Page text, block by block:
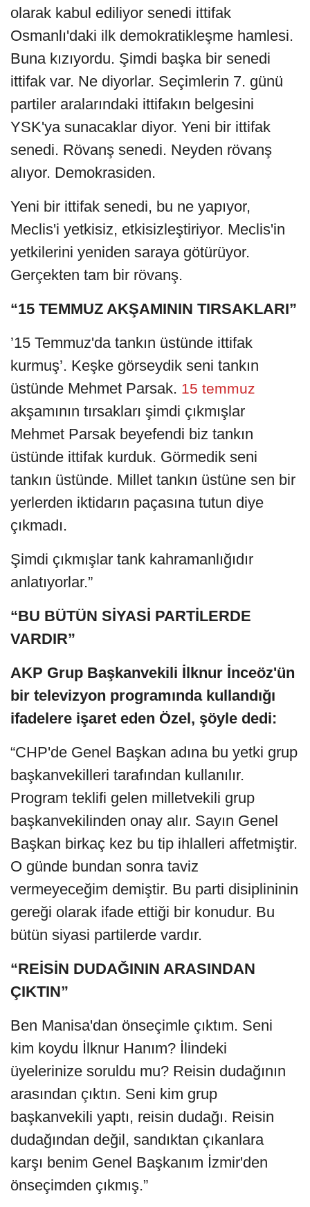
olarak kabul ediliyor senedi ittifak
Osmanlı'daki ilk demokratikleşme hamlesi.
Buna kızıyordu. Şimdi başka bir senedi
ittifak var. Ne diyorlar. Seçimlerin 7. günü
partiler aralarındaki ittifakın belgesini
YSK'ya sunacaklar diyor. Yeni bir ittifak
senedi. Rövanş senedi. Neyden rövanş
alıyor. Demokrasiden.
Yeni bir ittifak senedi, bu ne yapıyor,
Meclis'i yetkisiz, etkisizleştiriyor. Meclis'in
yetkilerini yeniden saraya götürüyor.
Gerçekten tam bir rövanş.
“15 TEMMUZ AKŞAMININ TIRSAKLARI”
’15 Temmuz'da tankın üstünde ittifak
kurmuş’. Keşke görseydik seni tankın
üstünde Mehmet Parsak. 15 temmuz
akşamının tırsakları şimdi çıkmışlar
Mehmet Parsak beyefendi biz tankın
üstünde ittifak kurduk. Görmedik seni
tankın üstünde. Millet tankın üstüne sen bir
yerlerden iktidarın paçasına tutun diye
çıkmadı.
Şimdi çıkmışlar tank kahramanlığıdır
anlatıyorlar.”
“BU BÜTÜN SİYASİ PARTİLERDE
VARDIR”
AKP Grup Başkanvekili İlknur İnceöz'ün
bir televizyon programında kullandığı
ifadelere işaret eden Özel, şöyle dedi:
“CHP'de Genel Başkan adına bu yetki grup
başkanvekilleri tarafından kullanılır.
Program teklifi gelen milletvekili grup
başkanvekilinden onay alır. Sayın Genel
Başkan birkaç kez bu tip ihlalleri affetmiştir.
O günde bundan sonra taviz
vermeyeceğim demiştir. Bu parti disiplininin
gereği olarak ifade ettiği bir konudur. Bu
bütün siyasi partilerde vardır.
“REİSİN DUDAĞININ ARASINDAN
ÇIKTIN”
Ben Manisa'dan önseçimle çıktım. Seni
kim koydu İlknur Hanım? İlindeki
üyelerinize soruldu mu? Reisin dudağının
arasından çıktın. Seni kim grup
başkanvekili yaptı, reisin dudağı. Reisin
dudağından değil, sandıktan çıkanlara
karşı benim Genel Başkanım İzmir'den
önseçimden çıkmış.”